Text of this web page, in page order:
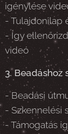
igénylése
- Tulajdonilap
- Így
videó
3. Beadáshoz
- Beadási
- Szkennelési
- Támogatás